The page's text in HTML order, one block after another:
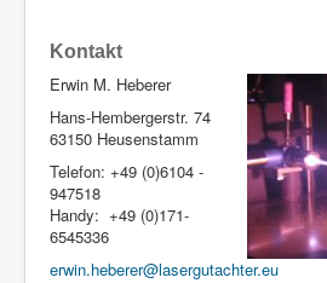
Kontakt
Erwin M. Heberer
Hans-Hembergerstr. 74
63150 Heusenstamm
Telefon: +49 (0)6104 -
947518
Handy: +49 (0)171-
6545336
erwin.heberer@lasergutachter.eu